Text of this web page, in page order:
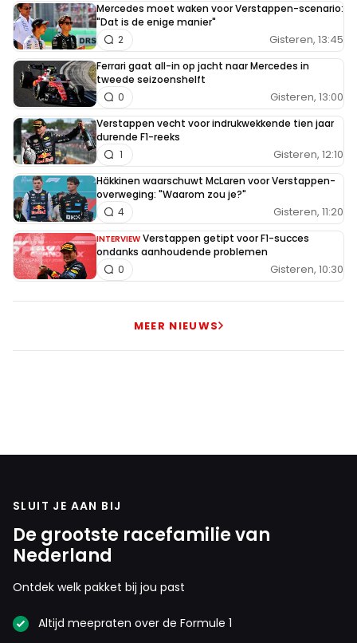
Mercedes moet waken voor Verstappen-scenario:
"Dat is de enige manier"
Gisteren, 13:45
2
Ferrari gaat all-in op jacht naar Mercedes in
tweede seizoenshelft
Gisteren, 13:00
0
Verstappen vecht voor indrukwekkende tien jaar
durende F1-reeks
Gisteren, 12:10
1
Häkkinen waarschuwt McLaren voor Verstappen-
overweging: "Waarom zou je?"
Gisteren, 11:20
4
INTERVIEW Verstappen getipt voor F1-succes
ondanks aanhoudende problemen
Gisteren, 10:30
0
MEER NIEUWS
SLUIT JE AAN BIJ
De grootste racefamilie van
Nederland
Ontdek welk pakket bij jou past
Altijd meepraten over de Formule 1